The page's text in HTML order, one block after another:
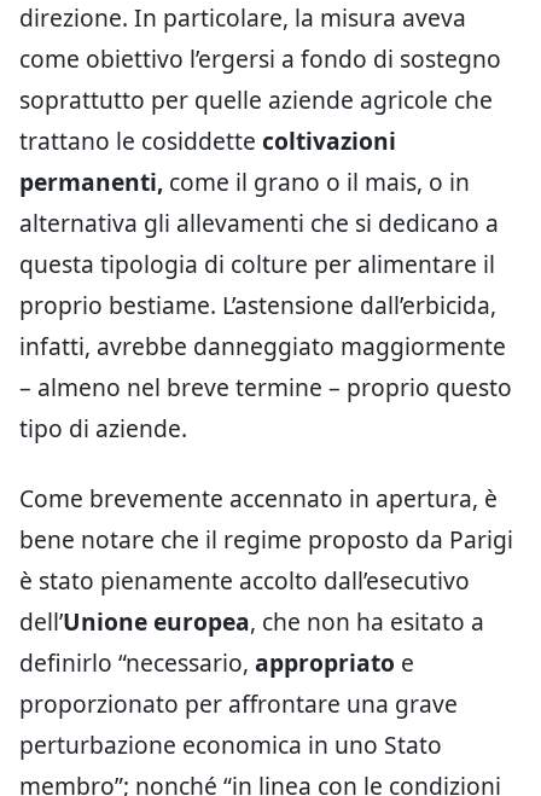
direzione. In particolare, la misura aveva
come obiettivo l’ergersi a fondo di sostegno
soprattutto per quelle aziende agricole che
trattano le cosiddette coltivazioni
permanenti, come il grano o il mais, o in
alternativa gli allevamenti che si dedicano a
questa tipologia di colture per alimentare il
proprio bestiame. L’astensione dall’erbicida,
infatti, avrebbe danneggiato maggiormente
– almeno nel breve termine – proprio questo
tipo di aziende.
Come brevemente accennato in apertura, è
bene notare che il regime proposto da Parigi
è stato pienamente accolto dall’esecutivo
dell’Unione europea, che non ha esitato a
definirlo “necessario, appropriato e
proporzionato per affrontare una grave
perturbazione economica in uno Stato
membro”; nonché “in linea con le condizioni